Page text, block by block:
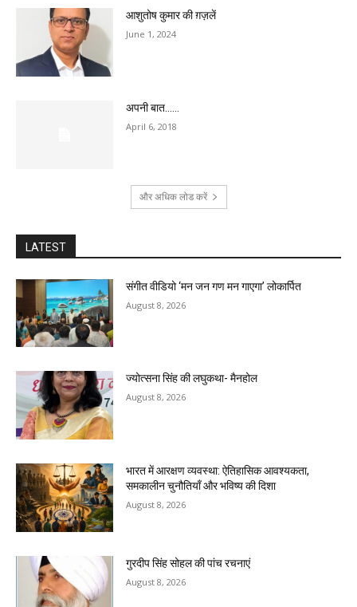
आशुतोष कुमार की ग़ज़लें
June 1, 2024
अपनी बात……
April 6, 2018
और अधिक लोड करें
LATEST
संगीत वीडियो ‘मन जन गण मन गाएगा’ लोकार्पित
August 8, 2026
ज्योत्सना सिंह की लघुकथा- मैनहोल
August 8, 2026
भारत में आरक्षण व्यवस्था: ऐतिहासिक आवश्यकता,
समकालीन चुनौतियाँ और भविष्य की दिशा
August 8, 2026
गुरदीप सिंह सोहल की पांच रचनाएं
August 8, 2026